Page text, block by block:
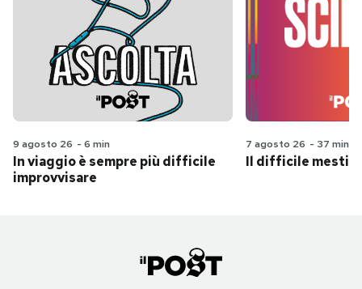
9 agosto 26 - 6 min
In viaggio è sempre più difficile
improvvisare
7 agosto 26 - 37 min
Il difficile